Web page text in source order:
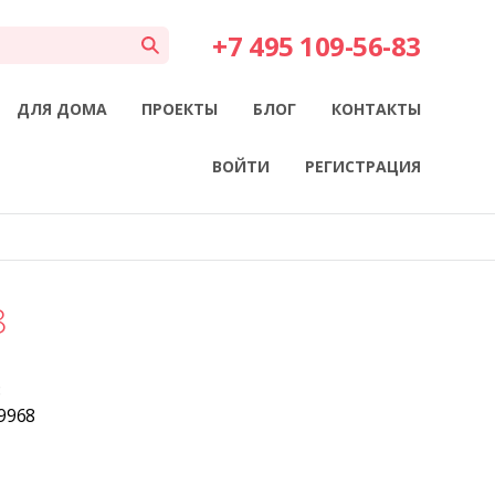
+7 495 109-56-83
ДЛЯ ДОМА ПРОЕКТЫ БЛОГ КОНТАКТЫ
ВОЙТИ РЕГИСТРАЦИЯ